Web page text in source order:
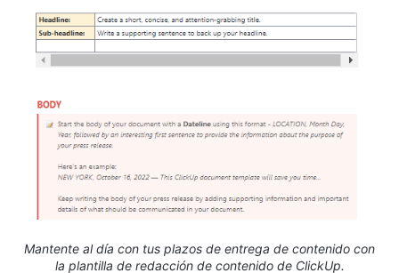
Mantente al día con tus plazos de entrega de contenido con
la plantilla de redacción de contenido de ClickUp.